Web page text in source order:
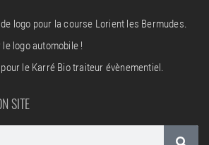
logo pour la course Lorient les Bermudes.
logo automobile !
le Karré Bio traiteur évènementiel.
SITE